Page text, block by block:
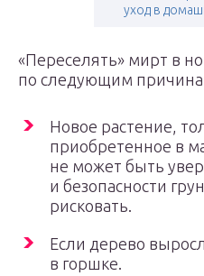
уход в
«Переселять» мирт в
по следующим
Новое растение,
приобретенное в
не может быть
и безопасности
рисковать.
Если дерево
в горшке.